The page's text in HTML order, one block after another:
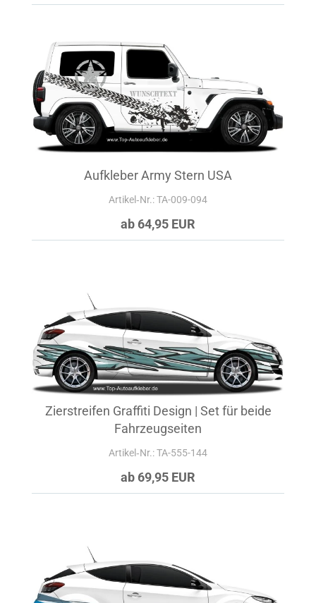
Aufkleber Army Stern USA
Artikel‑Nr.: TA-009-094
ab 64,95 EUR
Zierstreifen Graffiti Design | Set für beide
Fahrzeugseiten
Artikel‑Nr.: TA-555-144
ab 69,95 EUR